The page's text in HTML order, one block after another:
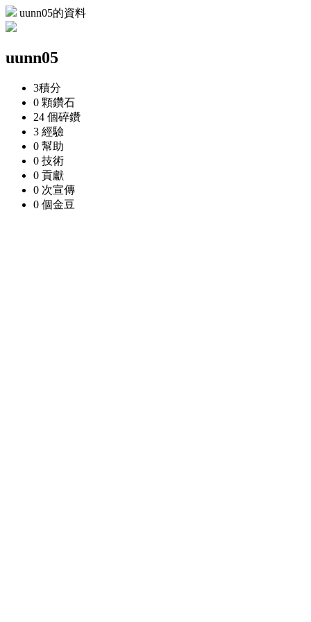
uunn05的資料
uunn05
3積分
0 顆鑽石
24 個碎鑽
3 經驗
0 幫助
0 技術
0 貢獻
0 次宣傳
0 個金豆